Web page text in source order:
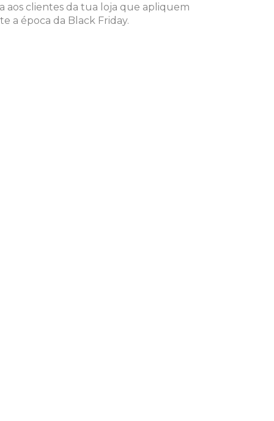
aos clientes da tua loja que apliquem
a época da Black Friday.